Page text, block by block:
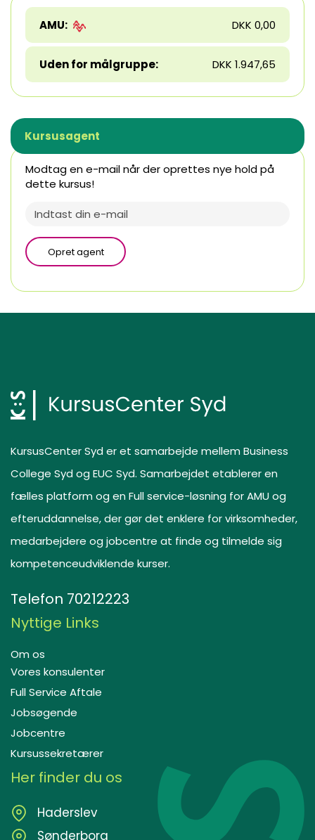
AMU: DKK 0,00
Uden for målgruppe: DKK 1.947,65
Kursusagent
Modtag en e-mail når der oprettes nye hold på
dette kursus!
Opret agent
KursusCenter Syd er et samarbejde mellem Business
College Syd og EUC Syd. Samarbejdet etablerer en
fælles platform og en Full service-løsning for AMU og
efteruddannelse, der gør det enklere for virksomheder,
medarbejdere og jobcentre at finde og tilmelde sig
kompetenceudviklende kurser.
Telefon 70212223
Nyttige Links
Om os
Vores konsulenter
Full Service Aftale
Jobsøgende
Jobcentre
Kursussekretærer
Her finder du os
Haderslev
Sønderborg